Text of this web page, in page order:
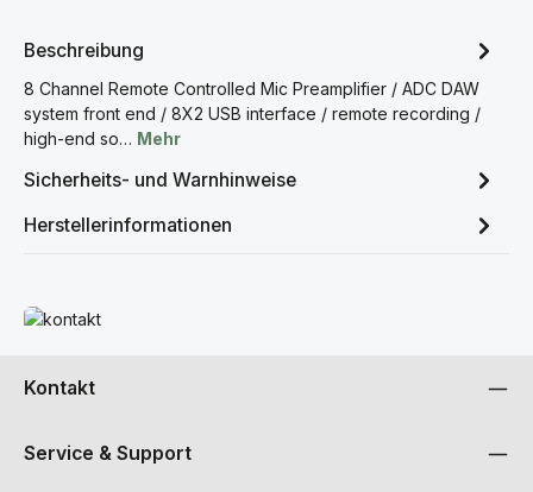
Beschreibung
8 Channel Remote Controlled Mic Preamplifier / ADC DAW
system front end / 8X2 USB interface / remote recording /
high-end so… Mehr
Sicherheits- und Warnhinweise
Herstellerinformationen
Mehr erfahren
Kontakt
Service & Support